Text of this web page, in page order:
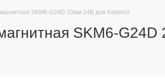
SKM6-G24D 20мм 24В для Kobelco
SKM6-